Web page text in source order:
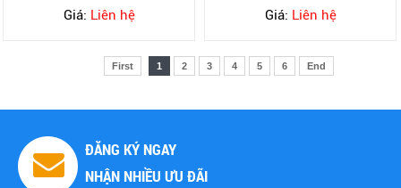
Giá: Liên hệ Giá: Liên hệ
First 1 2 3 4 5 6 End
ĐĂNG KÝ NGAY
NHẬN NHIỀU ƯU ĐÃI